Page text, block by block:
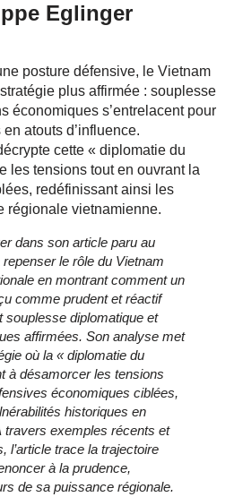
Eglinger
posture défensive, le Vietnam
plus affirmée : souplesse
économiques s’entrelacent pour
atouts d’influence.
cette « diplomatie du
les tensions tout en ouvrant la
redéfinissant ainsi les
régionale vietnamienne.
dans son article paru au
le rôle du Vietnam
en montrant comment un
comme prudent et réactif
souplesse diplomatique et
affirmées. Son analyse met
où la « diplomatie du
à désamorcer les tensions
économiques ciblées,
historiques en
travers exemples récents et
l’article trace la trajectoire
à la prudence,
de sa puissance régionale.